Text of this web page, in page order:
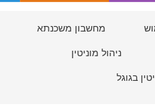
מחשבון משכנתא
ניהול מוניטין
בגוגל